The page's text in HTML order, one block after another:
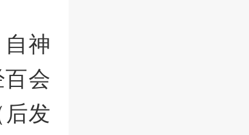
神
会
发